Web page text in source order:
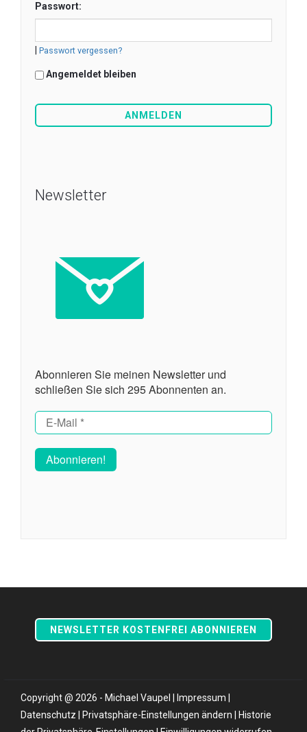
Passwort:
Passwort vergessen?
Angemeldet bleiben
Newsletter
Abonnieren Sie meinen Newsletter und
schließen Sie sich 295 Abonnenten an.
NEWSLETTER KOSTENFREI ABONNIEREN
Copyright @ 2026 - Michael Vaupel | Impressum
Datenschutz
Privatsphäre-Einstellungen ändern
Historie